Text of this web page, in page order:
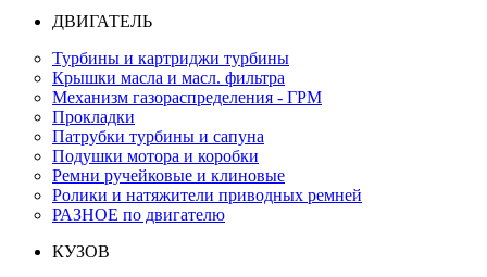
ДВИГАТЕЛЬ
Турбины и картриджи турбины
Крышки масла и масл. фильтра
Механизм газораспределения - ГРМ
Прокладки
Патрубки турбины и сапуна
Подушки мотора и коробки
Ремни ручейковые и клиновые
Ролики и натяжители приводных ремней
РАЗНОЕ по двигателю
КУЗОВ